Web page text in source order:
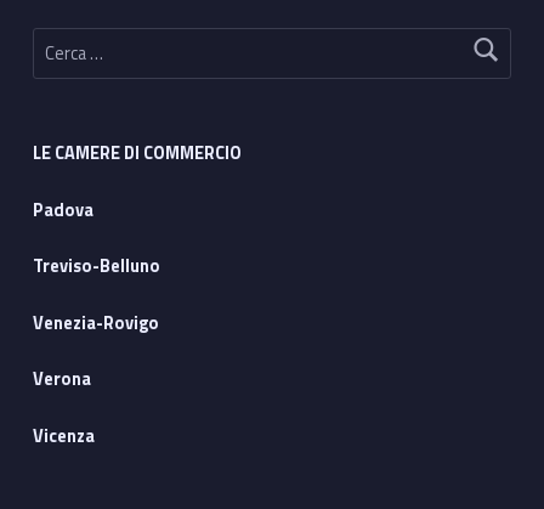
Ricerca per:
LE CAMERE DI COMMERCIO
Padova
Treviso-Belluno
Venezia-Rovigo
Verona
Vicenza